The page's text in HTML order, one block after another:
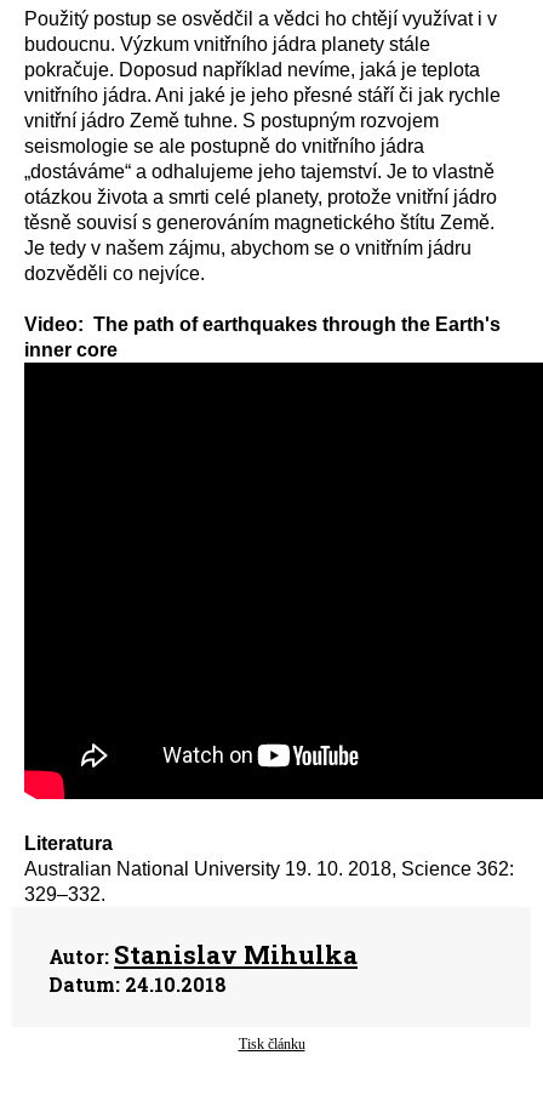
Použitý postup se osvědčil a vědci ho chtějí využívat i v
budoucnu. Výzkum vnitřního jádra planety stále
pokračuje. Doposud například nevíme, jaká je teplota
vnitřního jádra. Ani jaké je jeho přesné stáří či jak rychle
vnitřní jádro Země tuhne. S postupným rozvojem
seismologie se ale postupně do vnitřního jádra
„dostáváme“ a odhalujeme jeho tajemství. Je to vlastně
otázkou života a smrti celé planety, protože vnitřní jádro
těsně souvisí s generováním magnetického štítu Země.
Je tedy v našem zájmu, abychom se o vnitřním jádru
dozvěděli co nejvíce.
Video: The path of earthquakes through the Earth's
inner core
Literatura
Australian National University 19. 10. 2018, Science 362:
329–332.
Autor: Stanislav Mihulka
Datum: 24.10.2018
Tisk článku